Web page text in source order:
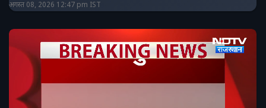
अगस्त 08, 2026 12:47 pm IST